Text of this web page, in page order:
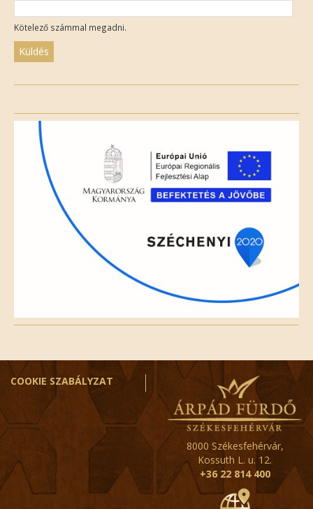
Kötelező számmal megadni.
field
empty.
COOKIE SZABÁLYZAT
8000 Székesfehérvár,
Kossuth L. u. 12.
+36 22 814 400